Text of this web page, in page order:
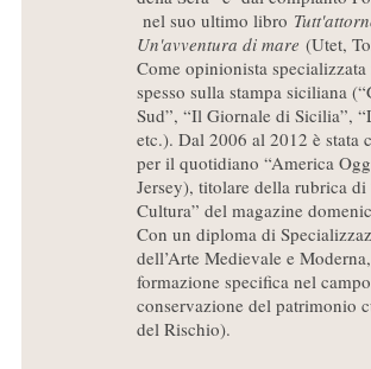
nel suo ultimo libro
Un'avventura di mare (Utet,
Come opinionista
spesso sulla stampa siciliana
Sud”, “Il Giornale di Sicilia”,
etc.). Dal 2006 al 2012 è stata
per il quotidiano “America
Jersey), titolare della rubrica di
Cultura” del magazine
Con un diploma di
dell’Arte Medievale e
formazione specifica nel
conservazione del patrimonio
del Rischio).